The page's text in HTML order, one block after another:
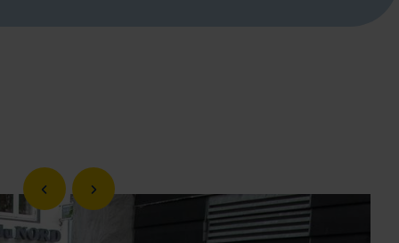
Vorige slideVolgende slide